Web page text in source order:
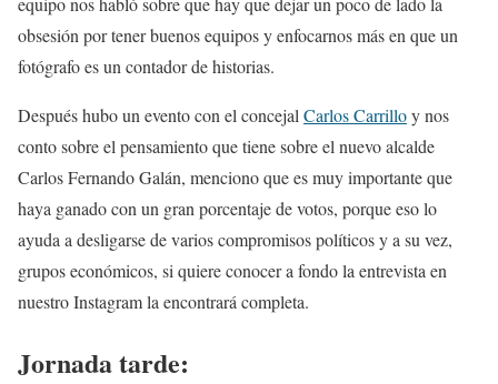
obsesión por tener buenos equipos y enfocarnos más en que un
fotógrafo es un contador de historias.
Después hubo un evento con el concejal Carlos Carrilloy nos
conto sobre el pensamiento que tiene sobre el nuevo alcalde
Carlos Fernando Galán, menciono que es muy importante que
haya ganado con un gran porcentaje de votos, porque eso lo
ayuda a desligarse de varios compromisos políticos y a su vez,
grupos económicos, si quiere conocer a fondo la entrevista en
nuestro Instagram la encontrará completa.
Jornada tarde: